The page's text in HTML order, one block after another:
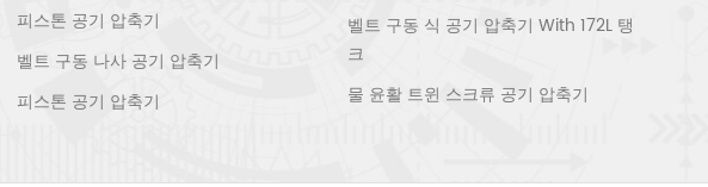
피스톤 공기 압축기
벨트 구동 나사 공기 압축기
피스톤 공기 압축기
벨트 구동 식 공기 압축기 With 172L 탱
크
물 윤활 트윈 스크류 공기 압축기